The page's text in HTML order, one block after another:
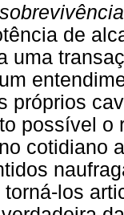
de
uma
próprios
possível o
cotidiano
torná-los